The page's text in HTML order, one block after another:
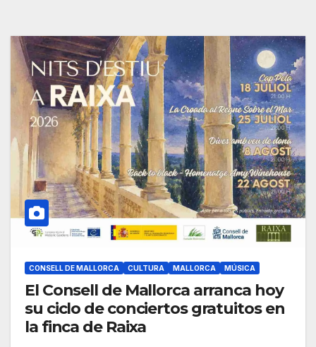
CONSELL DE MALLORCA CULTURA MALLORCA MÚSICA
El Consell de Mallorca arranca hoy
su ciclo de conciertos gratuitos en
la finca de Raixa